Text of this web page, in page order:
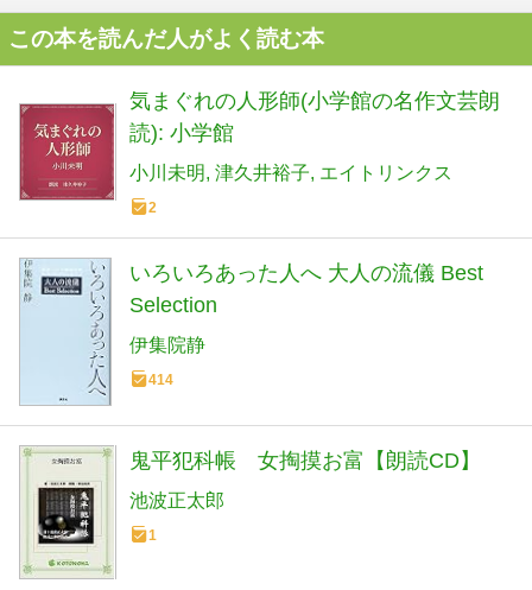
この本を読んだ人がよく読む本
気まぐれの人形師(小学館の名作文芸朗
読): 小学館
小川未明 津久井裕子 エイトリンクス
2
いろいろあった人へ 大人の流儀 Best
Selection
伊集院静
414
鬼平犯科帳 女掏摸お富【朗読CD】
池波正太郎
1